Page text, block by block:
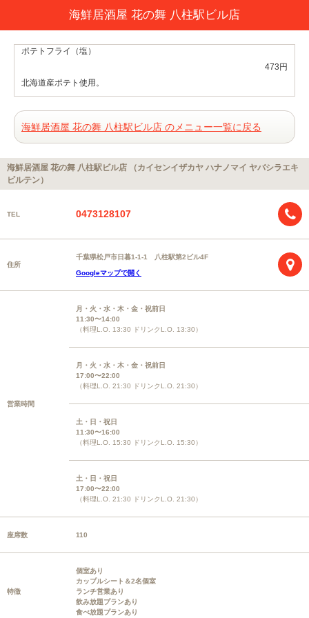
海鮮居酒屋 花の舞 八柱駅ビル店
ポテトフライ（塩）
473円
北海道産ポテト使用。
海鮮居酒屋 花の舞 八柱駅ビル店 のメニュー一覧に戻る
海鮮居酒屋 花の舞 八柱駅ビル店 （カイセンイザカヤ ハナノマイ ヤバシラエキ
ビルテン）
TEL 0473128107
住所
千葉県松戸市日暮1-1-1 八柱駅第2ビル4F
Googleマップで開く
営業時間
月・火・水・木・金・祝前日
11:30〜14:00
（料理L.O. 13:30 ドリンクL.O. 13:30）
月・火・水・木・金・祝前日
17:00〜22:00
（料理L.O. 21:30 ドリンクL.O. 21:30）
土・日・祝日
11:30〜16:00
（料理L.O. 15:30 ドリンクL.O. 15:30）
土・日・祝日
17:00〜22:00
（料理L.O. 21:30 ドリンクL.O. 21:30）
座席数 110
特徴
個室あり
カップルシート＆2名個室
ランチ営業あり
飲み放題プランあり
食べ放題プランあり